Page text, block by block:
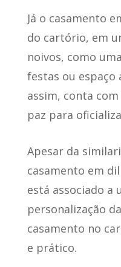
Já o casamento
do cartório, em
noivos, como
festas ou espaço
assim, conta
paz para
Apesar da
casamento em
está associado a
personalização
casamento no
e prático.